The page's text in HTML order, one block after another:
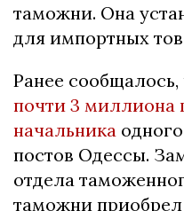
таможни. Она
для импортных
Ранее сообщалось,
почти 3 миллиона
начальника
постов Одессы.
отдела
таможни приобрел